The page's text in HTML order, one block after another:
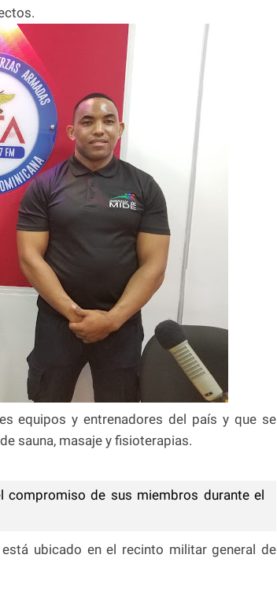
equipos y entrenadores del país y que se
sauna, masaje y fisioterapias.
compromiso de sus miembros durante el
está ubicado en el recinto militar general de